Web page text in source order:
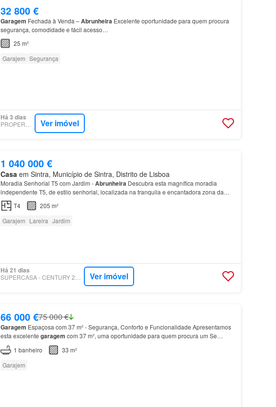
32 800 €
Garagem Fechada à Venda –Abrunheira Excelente oportunidade para quem procura
segurança, comodidade e fácil acesso…
25 m²
Garajem Segurança
Há 3 dias
Ver imóvel
1 040 000 €
Casaem Sintra, Município de Sintra, Distrito de Lisboa
Moradia Senhorial T5 com Jardim -Abrunheira Descubra esta magnífica moradia
independente T5, de estilo senhorial, localizada na tranquila e encantadora zona da
Abrunheira.
T4
205 m²
Garajem Lareira Jardim
Há 21 dias
SUPERCASA - CENTURY 21 - HOUSE MARKET Ver imóvel
66 000 €75 000 €
Garagem Espaçosa com 37 m² - Segurança, Conforto e Funcionalidade Apresentamos
esta excelente garagem com 37 m², uma oportunidade para quem procura um Se
procura uma
garagem
1 banheiro
33 m²
Garajem